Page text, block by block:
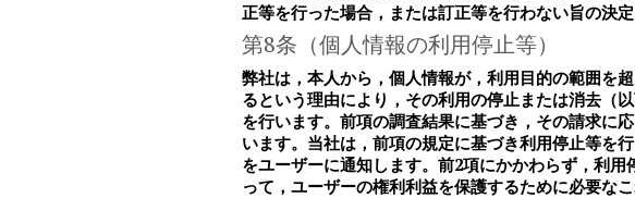
正等を行った場合，または訂正等を行わない旨の決
第8条（個人情報の利用停止等）
弊社は，本人から，個人情報が，利用目的の範囲を
るという理由により，その利用の停止または消去（
を行います。前項の調査結果に基づき，その請求に
います。当社は，前項の規定に基づき利用停止等を
をユーザーに通知します。前2項にかかわらず，利
って，ユーザーの権利利益を保護するために必要な